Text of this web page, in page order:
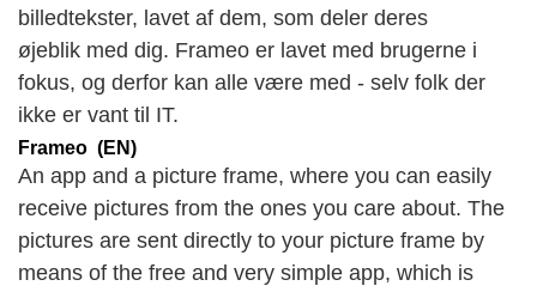
billedtekster, lavet af dem, som deler deres
øjeblik med dig. Frameo er lavet med brugerne i
fokus, og derfor kan alle være med - selv folk der
ikke er vant til IT.
Frameo (EN)
An app and a picture frame, where you can easily
receive pictures from the ones you care about. The
pictures are sent directly to your picture frame by
means of the free and very simple app, which is